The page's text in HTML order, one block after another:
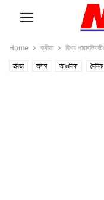
Home ক্ৰীড়া বিশ্ব
ক্ৰীড়া অসম আঞ্চলিক